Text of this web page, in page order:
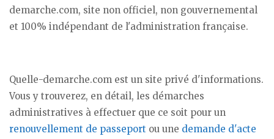
demarche.com, site non officiel, non gouvernemental
et 100% indépendant de l'administration française.
Quelle-demarche.com est un site privé d'informations.
Vous y trouverez, en détail, les démarches
administratives à effectuer que ce soit pour un
renouvellement de passeport ou une demande d'acte